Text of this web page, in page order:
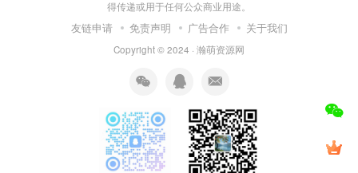
得传递或用于任何公众商业用途。
友链申请 免责声明 广告合作 关于我们
Copyright © 2024 · 瀚萌资源网